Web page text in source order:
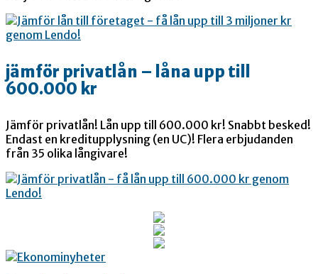
jämför privatlån – låna upp till
600.000 kr
Jämför privatlån! Lån upp till 600.000 kr! Snabbt besked!
Endast en kreditupplysning (en UC)! Flera erbjudanden
från 35 olika långivare!